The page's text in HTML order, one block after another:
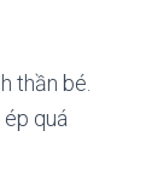
thần bé.
quá